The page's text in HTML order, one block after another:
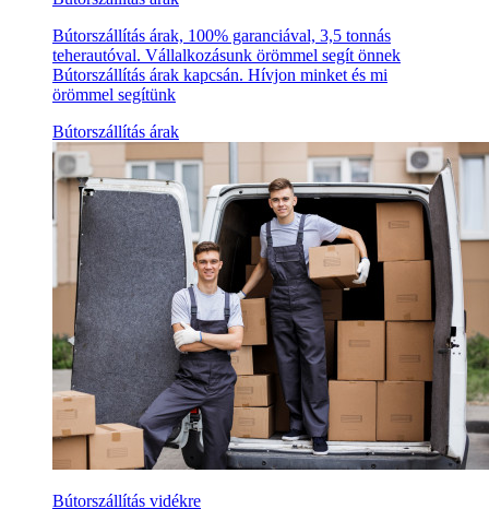
Bútorszállítás árak, 100% garanciával, 3,5 tonnás
teherautóval. Vállalkozásunk örömmel segít önnek
Bútorszállítás árak kapcsán. Hívjon minket és mi
örömmel segítünk
Bútorszállítás árak
Bútorszállítás vidékre